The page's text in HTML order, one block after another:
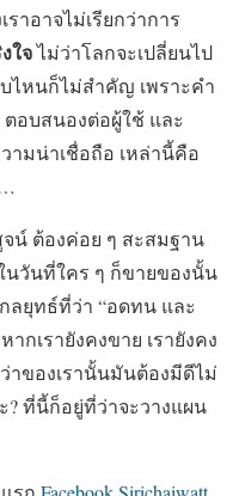
าอาจไม่เรียกว่าการ
ใจไม่ว่าโลกจะเปลี่ยนไป
ไหนก็ไม่สำคัญ เพราะคำ
อบสนองต่อผู้ใช้ และ
ามน่าเชื่อถือ เหล่านี้คือ
น์ ต้องค่อย ๆ สะสมฐาน
วันที่ใคร ๆ ก็ขายของนั้น
ลยุทธ์ที่ว่า “อดทน และ
ากเรายังคงขาย เรายังคง
าของเรานั้นมันต้องมีดีไม่
ที่นี้ก็อยู่ที่ว่าจะวางแผน